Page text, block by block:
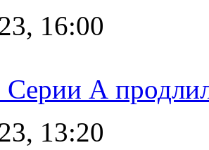
16:00
А
13:20